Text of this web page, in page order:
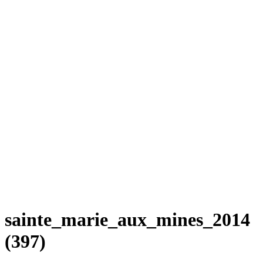
sainte_marie_aux_mines_2014
(397)